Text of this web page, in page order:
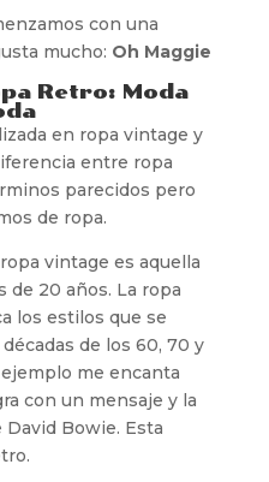
con una
mucho: Oh Maggie
Retro: Moda
en ropa vintage y
entre ropa
parecidos pero
de ropa.
vintage es aquella
de 20 años. La ropa
los estilos que se
de los 60, 70 y
me encanta
con un mensaje y la
Bowie. Esta